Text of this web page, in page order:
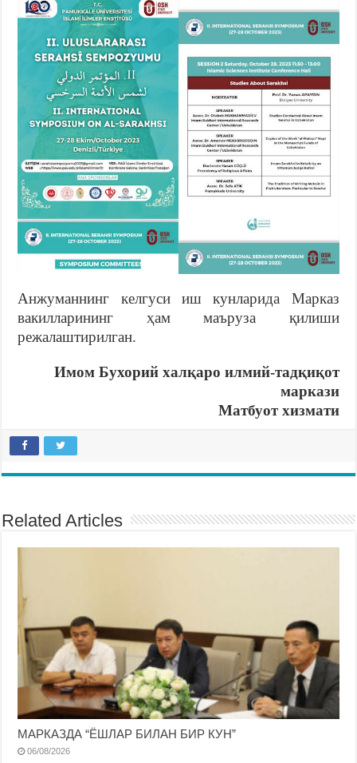
Анжуманнинг келгуси иш кунларида Марказ
вакилларининг ҳам маъруза қилиши
режалаштирилган.
Имом Бухорий халқаро илмий-тадқиқот
маркази
Матбуот хизмати
Related Articles
МАРКАЗДА “ЁШЛАР БИЛАН БИР КУН”
06/08/2026